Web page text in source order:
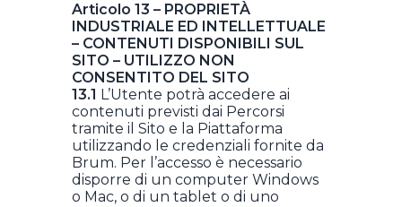
Articolo 13 – PROPRIETÀ
INDUSTRIALE ED INTELLETTUALE
– CONTENUTI DISPONIBILI SUL
SITO – UTILIZZO NON
CONSENTITO DEL SITO
13.1 L’Utente potrà accedere ai
contenuti previsti dai Percorsi
tramite il Sito e la Piattaforma
utilizzando le credenziali fornite da
Brum. Per l’accesso è necessario
disporre di un computer Windows
o Mac, o di un tablet o di uno